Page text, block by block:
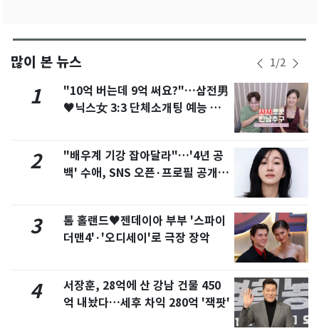
많이 본 뉴스 1/2
1
"10억 버는데 9억 써요?"…삼전男
♥닉스女 3:3 단체소개팅 예능 화
2
"배우계 기강 잡아달라"…'4년 공
백' 수애, SNS 오픈·프로필 공개
3
톰 홀랜드♥젠데이아 부부 '스파이
더맨4'·'오디세이'로 극장 장악
4
서장훈, 28억에 산 강남 건물 450
억 내놨다…세후 차익 280억 '잭팟'